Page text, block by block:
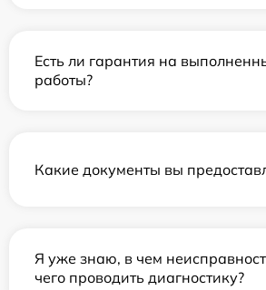
Есть ли гарантия на
работы?
Какие документы вы
Я уже знаю, в чем
чего проводить диагностику?